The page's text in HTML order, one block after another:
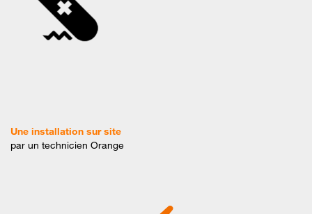
Une installation sur site
par un technicien Orange